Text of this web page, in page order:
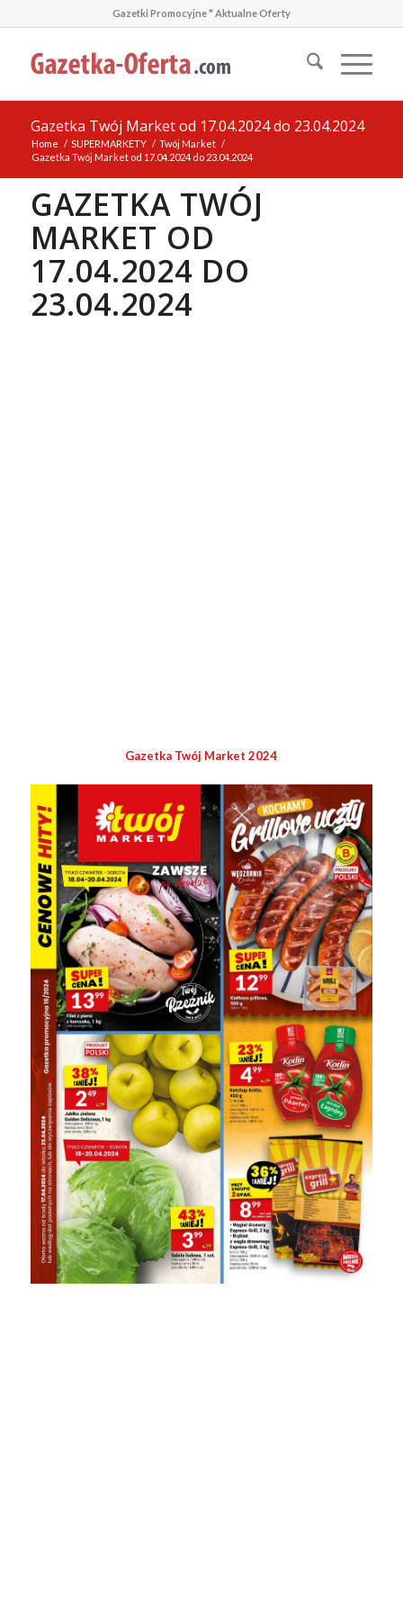
Gazetki Promocyjne * Aktualne Oferty
Gazetka Twój Market od 17.04.2024 do 23.04.2024
Home / SUPERMARKETY / Twój Market /
Gazetka Twój Market od 17.04.2024 do 23.04.2024
GAZETKA TWÓJ
MARKET OD
17.04.2024 DO
23.04.2024
Gazetka Twój Market 2024